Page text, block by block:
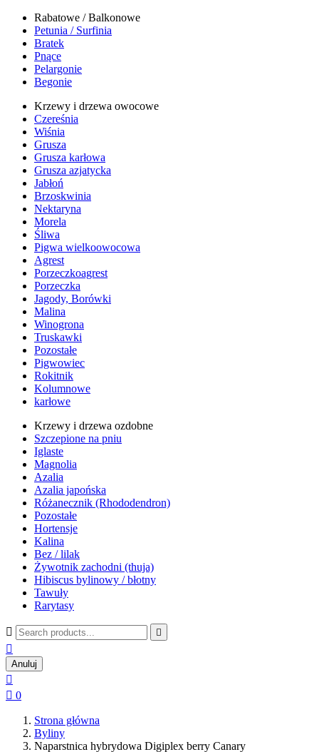
Rabatowe / Balkonowe
Petunia / Surfinia
Bratek
Pnące
Pelargonie
Begonie
Krzewy i drzewa owocowe
Czereśnia
Wiśnia
Grusza
Grusza karłowa
Grusza azjatycka
Jabłoń
Brzoskwinia
Nektaryna
Morela
Śliwa
Pigwa wielkoowocowa
Agrest
Porzeczkoagrest
Porzeczka
Jagody, Borówki
Malina
Winogrona
Truskawki
Pozostałe
Pigwowiec
Rokitnik
Kolumnowe
karłowe
Krzewy i drzewa ozdobne
Szczepione na pniu
Iglaste
Magnolia
Azalia
Azalia japońska
Różanecznik (Rhododendron)
Pozostałe
Hortensje
Kalina
Bez / lilak
Żywotnik zachodni (thuja)
Hibiscus bylinowy / błotny
Tawuły
Rarytasy
 

Anuluj

 0
Strona główna
Byliny
Naparstnica hybrydowa Digiplex berry Canary